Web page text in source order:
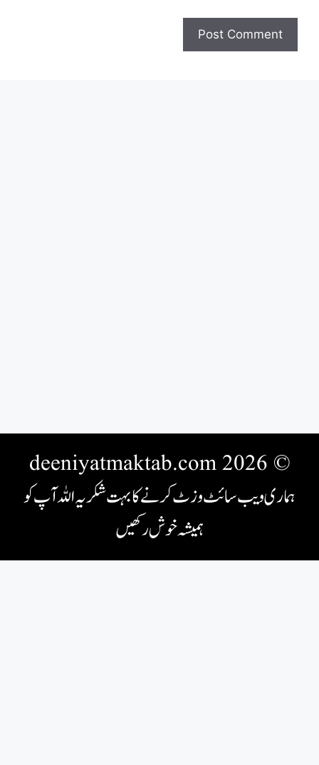
© 2026 deeniyatmaktab.com
ہماری ویب سائٹ وزٹ کرنے کا بہت شکریہ اللہ آپ کو
ہمیشہ خوش رکھیں